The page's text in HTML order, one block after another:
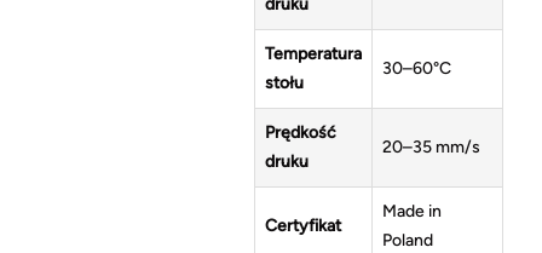
druku
Temperatura
stołu
30–60°C
Prędkość
druku
20–35 mm/s
Certyfikat
Made in
Poland